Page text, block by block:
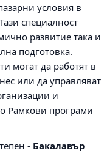
условия в
специалност
развитие така и
подготовка.
могат да работят в
или да управляват
и
Рамкови програми
- Бакалавър